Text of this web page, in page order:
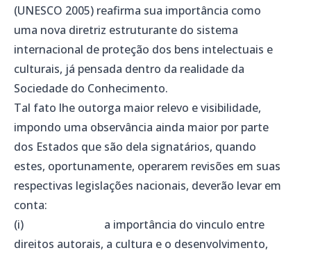
(UNESCO 2005) reafirma sua importância como
uma nova diretriz estruturante do sistema
internacional de proteção dos bens intelectuais e
culturais, já pensada dentro da realidade da
Sociedade do Conhecimento.
Tal fato lhe outorga maior relevo e visibilidade,
impondo uma observância ainda maior por parte
dos Estados que são dela signatários, quando
estes, oportunamente, operarem revisões em suas
respectivas legislações nacionais, deverão levar em
conta:
(i) a importância do vinculo entre
direitos autorais, a cultura e o desenvolvimento,